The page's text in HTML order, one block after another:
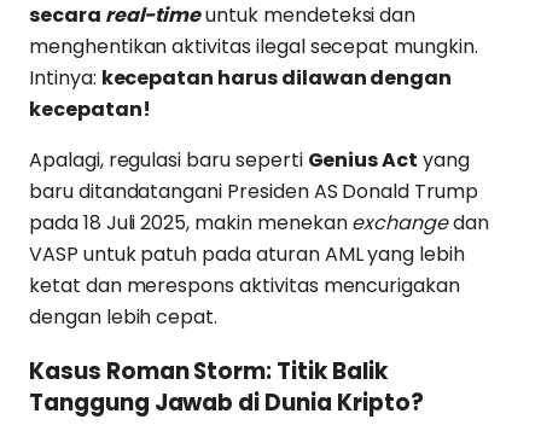
secara real-timeuntuk mendeteksi dan
menghentikan aktivitas ilegal secepat mungkin.
Intinya: kecepatan harus dilawan dengan
kecepatan!
Apalagi, regulasi baru seperti Genius Act yang
baru ditandatangani Presiden AS Donald Trump
pada 18 Juli 2025, makin menekanexchangedan
VASP untuk patuh pada aturan AML yang lebih
ketat dan merespons aktivitas mencurigakan
dengan lebih cepat.
Kasus Roman Storm: Titik Balik
Tanggung Jawab di Dunia Kripto?